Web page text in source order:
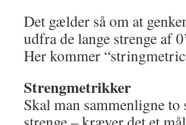
Det gælder så om at
udfra de lange strenge af
Her kommer
Strengmetrikker
Skal man sammenligne